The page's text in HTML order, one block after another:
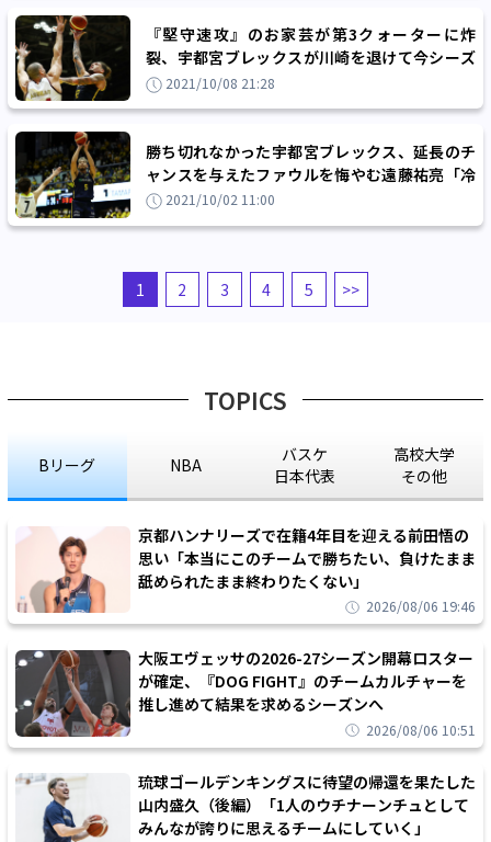
『堅守速攻』のお家芸が第3クォーターに炸
裂、宇都宮ブレックスが川崎を退けて今シーズ
ン初勝利
2021/10/08 21:28
勝ち切れなかった宇都宮ブレックス、延長のチ
ャンスを与えたファウルを悔やむ遠藤祐亮「冷
静じゃなかった」
2021/10/02 11:00
1 2 3 4 5 >>
TOPICS
Bリーグ NBA
バスケ
日本代表
高校大学
その他
京都ハンナリーズで在籍4年目を迎える前田悟の
思い「本当にこのチームで勝ちたい、負けたまま
舐められたまま終わりたくない」
2026/08/06 19:46
大阪エヴェッサの2026-27シーズン開幕ロスター
が確定、『DOG FIGHT』のチームカルチャーを
推し進めて結果を求めるシーズンへ
2026/08/06 10:51
琉球ゴールデンキングスに待望の帰還を果たした
山内盛久（後編）「1人のウチナーンチュとして
みんなが誇りに思えるチームにしていく」